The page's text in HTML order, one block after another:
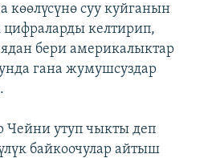
көөлүсүнө суу куйганын
цифраларды келтирип,
бери америкалыктар
гана жумушсуздар
Чейни утуп чыкты деп
байкоочулар айтыш